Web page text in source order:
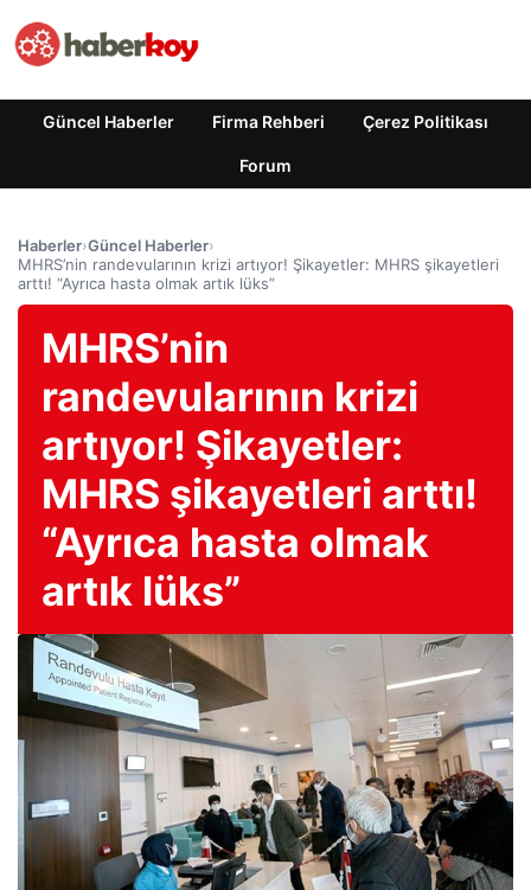
Güncel Haberler Firma Rehberi Çerez Politikası
Forum
Haberler›Güncel Haberler›
MHRS’nin randevularının krizi artıyor! Şikayetler: MHRS şikayetleri
arttı! “Ayrıca hasta olmak artık lüks”
MHRS’nin
randevularının krizi
artıyor! Şikayetler:
MHRS şikayetleri arttı!
“Ayrıca hasta olmak
artık lüks”